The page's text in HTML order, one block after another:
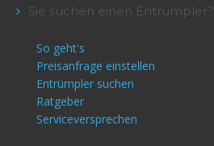
Sie suchen einen Entrümpler?
So geht's
Preisanfrage einstellen
Entrümpler suchen
Ratgeber
Serviceversprechen